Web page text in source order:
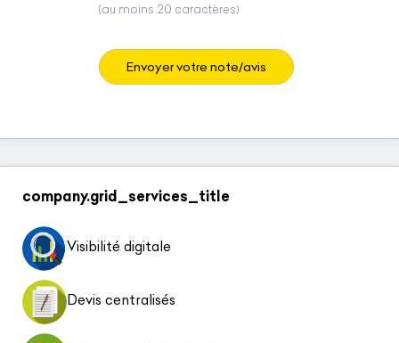
(au moins 20 caractères)
Envoyer votre note/avis
company.grid_services_title
Visibilité digitale
Devis centralisés